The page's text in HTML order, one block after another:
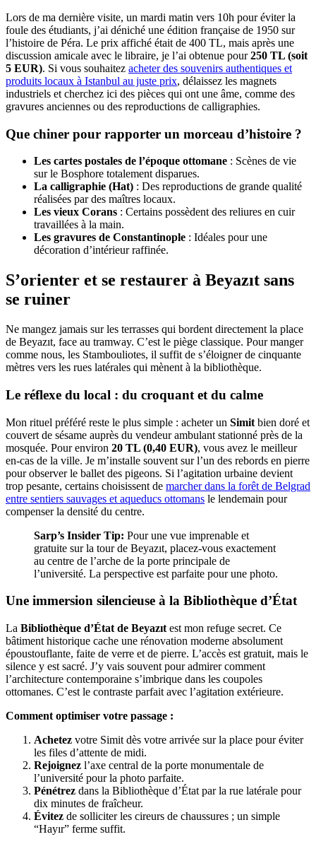
Lors de ma dernière visite, un mardi matin vers 10h pour éviter la
foule des étudiants, j’ai déniché une édition française de 1950 sur
l’histoire de Péra. Le prix affiché était de 400 TL, mais après une
discussion amicale avec le libraire, je l’ai obtenue pour250 TL (soit
5 EUR). Si vous souhaitez acheter des souvenirs authentiques et
produits locaux à Istanbul au juste prix, délaissez les magnets
industriels et cherchez ici des pièces qui ont une âme, comme des
gravures anciennes ou des reproductions de calligraphies.
Que chiner pour rapporter un morceau d’histoire ?
Les cartes postales de l’époque ottomane : Scènes de vie
sur le Bosphore totalement disparues.
La calligraphie (Hat) : Des reproductions de grande qualité
réalisées par des maîtres locaux.
Les vieux Corans : Certains possèdent des reliures en cuir
travaillées à la main.
Les gravures de Constantinople : Idéales pour une
décoration d’intérieur raffinée.
S’orienter et se restaurer à Beyazıt sans
se ruiner
Ne mangez jamais sur les terrasses qui bordent directement la place
de Beyazıt, face au tramway. C’est le piège classique. Pour manger
comme nous, les Stambouliotes, il suffit de s’éloigner de cinquante
mètres vers les rues latérales qui mènent à la bibliothèque.
Le réflexe du local : du croquant et du calme
Mon rituel préféré reste le plus simple : acheter un Simit bien doré et
couvert de sésame auprès du vendeur ambulant stationné près de la
mosquée. Pour environ 20 TL (0,40 EUR), vous avez le meilleur
en-cas de la ville. Je m’installe souvent sur l’un des rebords en pierre
pour observer le ballet des pigeons. Si l’agitation urbaine devient
trop pesante, certains choisissent de marcher dans la forêt de Belgrad
entre sentiers sauvages et aqueducs ottomans le lendemain pour
compenser la densité du centre.
Sarp’s Insider Tip: Pour une vue imprenable et
gratuite sur la tour de Beyazıt, placez-vous exactement
au centre de l’arche de la porte principale de
l’université. La perspective est parfaite pour une photo.
Une immersion silencieuse à la Bibliothèque d’État
La Bibliothèque d’État de Beyazıt est mon refuge secret. Ce
bâtiment historique cache une rénovation moderne absolument
époustouflante, faite de verre et de pierre. L’accès est gratuit, mais le
silence y est sacré. J’y vais souvent pour admirer comment
l’architecture contemporaine s’imbrique dans les coupoles
ottomanes. C’est le contraste parfait avec l’agitation extérieure.
Comment optimiser votre passage :
Achetez votre Simit dès votre arrivée sur la place pour éviter
les files d’attente de midi.
Rejoignez l’axe central de la porte monumentale de
l’université pour la photo parfaite.
Pénétrez dans la Bibliothèque d’État par la rue latérale pour
dix minutes de fraîcheur.
Évitez de solliciter les cireurs de chaussures ; un simple
“Hayır” ferme suffit.